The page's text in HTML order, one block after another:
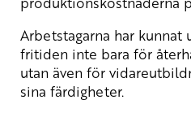
Arbetstagarna har
fritiden inte bara för
utan även för
sina färdigheter.